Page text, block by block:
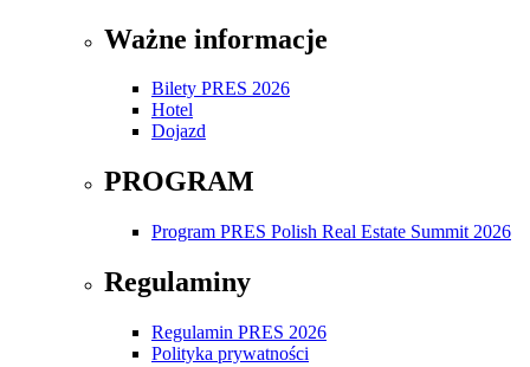
Ważne informacje
Bilety PRES 2026
Hotel
Dojazd
PROGRAM
Program PRES Polish Real Estate Summit 2026
Regulaminy
Regulamin PRES 2026
Polityka prywatności